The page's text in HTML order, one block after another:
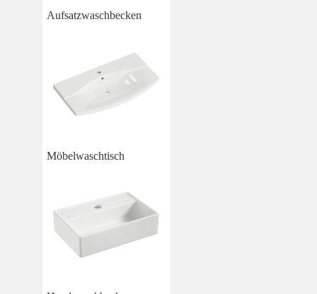
Aufsatzwaschbecken
Möbelwaschtisch